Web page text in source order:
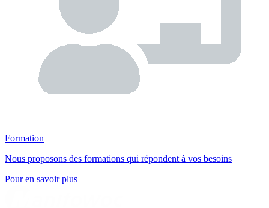
Formation
Nous proposons des formations qui répondent à vos besoins
Pour en savoir plus